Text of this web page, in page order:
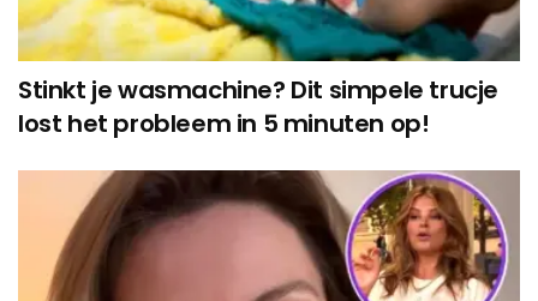
Stinkt je wasmachine? Dit simpele trucje
lost het probleem in 5 minuten op!